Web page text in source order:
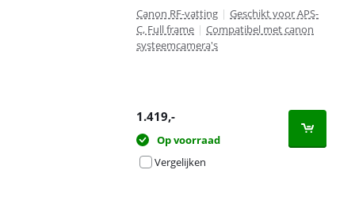
Canon RF-vatting | Geschikt voor APS-
C, Full frame | Compatibel met canon
systeemcamera's
1.419,-
Op voorraad
Vergelijken